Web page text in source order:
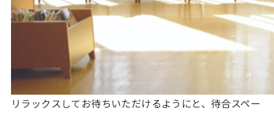
リラックスしてお待ちいただけるようにと、待合スペー